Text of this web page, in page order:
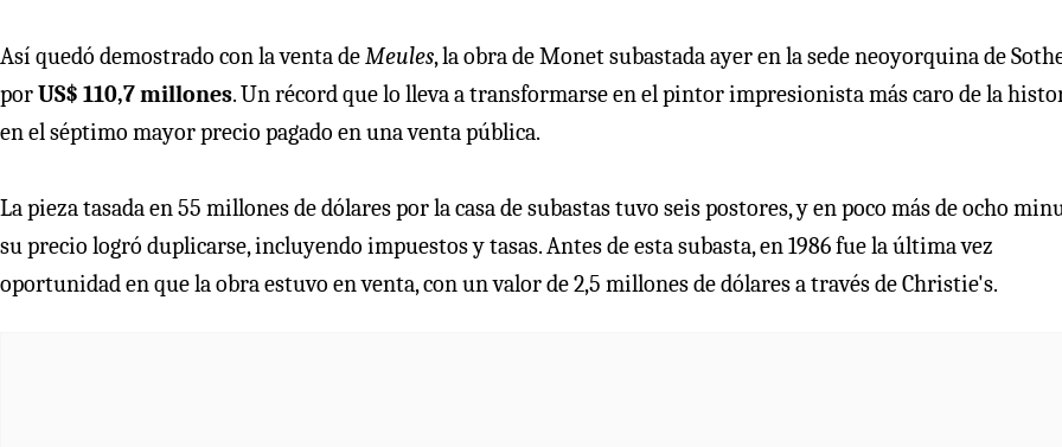
Así quedó demostrado con la venta deMeules, la obra de Monet subastada ayer en la sede neoyorquina de
porUS$ 110,7 millones. Un récord que lo lleva a transformarse en el pintor impresionista más caro de la
en el séptimo mayor precio pagado en una venta pública.
La pieza tasada en 55 millones de dólares por la casa de subastas tuvo seis postores, y en poco más de ocho
su precio logró duplicarse, incluyendo impuestos y tasas. Antes de esta subasta, en 1986 fue la última vez
oportunidad en que la obra estuvo en venta, con un valor de 2,5 millones de dólares a través de Christie's.